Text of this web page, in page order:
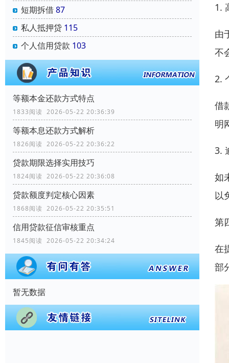
短期拆借87
私人抵押贷 115
个人信用贷款 103
等额本金还款方式特点
1833阅读 2026-05-22 20:36:39
等额本息还款方式解析
1826阅读 2026-05-22 20:36:22
贷款期限选择实用技巧
1824阅读 2026-05-22 20:36:08
贷款额度判定核心因素
1868阅读 2026-05-22 20:35:51
信用贷款征信审核重点
1845阅读 2026-05-22 20:34:24
暂无数据
1.
由
不
2.
借
明
3.
如
以
第
在
部